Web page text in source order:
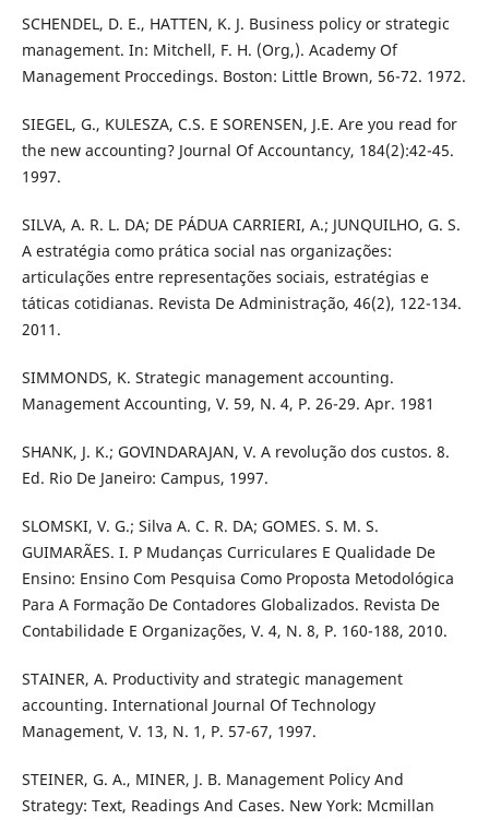
SCHENDEL, D. E., HATTEN, K. J. Business policy or strategic
management. In: Mitchell, F. H. (Org,). Academy Of
Management Proccedings. Boston: Little Brown, 56-72. 1972.
SIEGEL, G., KULESZA, C.S. E SORENSEN, J.E. Are you read for
the new accounting? Journal Of Accountancy, 184(2):42-45.
1997.
SILVA, A. R. L. DA; DE PÁDUA CARRIERI, A.; JUNQUILHO, G. S.
A estratégia como prática social nas organizações:
articulações entre representações sociais, estratégias e
táticas cotidianas. Revista De Administração, 46(2), 122-134.
2011.
SIMMONDS, K. Strategic management accounting.
Management Accounting, V. 59, N. 4, P. 26-29. Apr. 1981
SHANK, J. K.; GOVINDARAJAN, V. A revolução dos custos. 8.
Ed. Rio De Janeiro: Campus, 1997.
SLOMSKI, V. G.; Silva A. C. R. DA; GOMES. S. M. S.
GUIMARÃES. I. P Mudanças Curriculares E Qualidade De
Ensino: Ensino Com Pesquisa Como Proposta Metodológica
Para A Formação De Contadores Globalizados. Revista De
Contabilidade E Organizações, V. 4, N. 8, P. 160-188, 2010.
STAINER, A. Productivity and strategic management
accounting. International Journal Of Technology
Management, V. 13, N. 1, P. 57-67, 1997.
STEINER, G. A., MINER, J. B. Management Policy And
Strategy: Text, Readings And Cases. New York: Mcmillan